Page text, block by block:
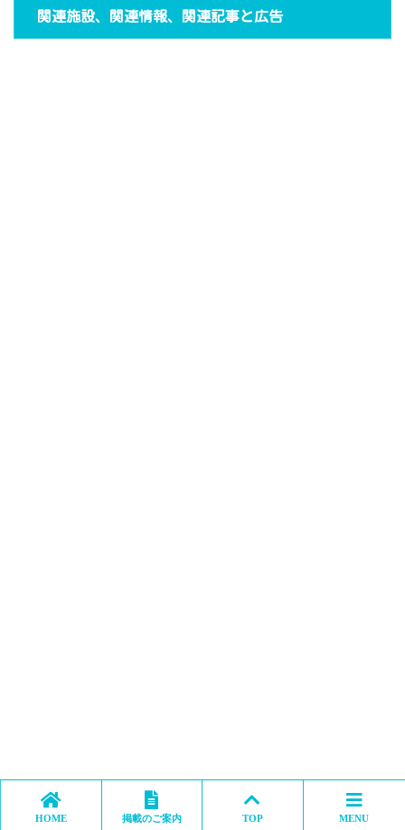
関連施設、関連情報、関連記事と広告
HOME 掲載のご案内 TOP MENU